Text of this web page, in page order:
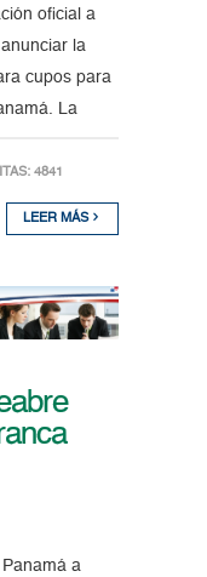
oficial a
la
cupos para
La
4841
LEER MÁS
a